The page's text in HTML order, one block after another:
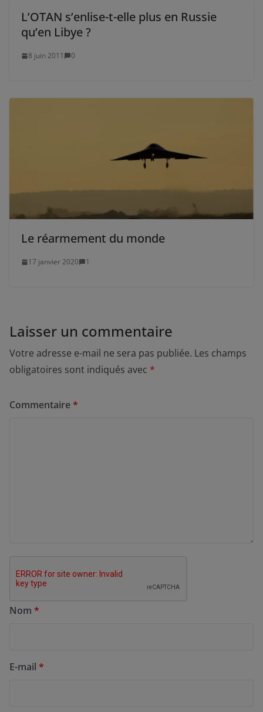
L’OTAN s’enlise-t-elle plus en Russie
qu’en Libye ?
8 juin 2011 0
Le réarmement du monde
17 janvier 2020 1
Laisser un commentaire
Votre adresse e-mail ne sera pas publiée. Les champs
obligatoires sont indiqués avec *
Commentaire*
Nom *
E-mail *